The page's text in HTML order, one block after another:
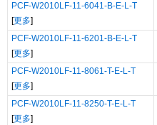
PCF-W2010LF-11-6041-B-E-L-T
[更多]
PCF-W2010LF-11-6201-B-E-L-T
[更多]
PCF-W2010LF-11-8061-T-E-L-T
[更多]
PCF-W2010LF-11-8250-T-E-L-T
[更多]